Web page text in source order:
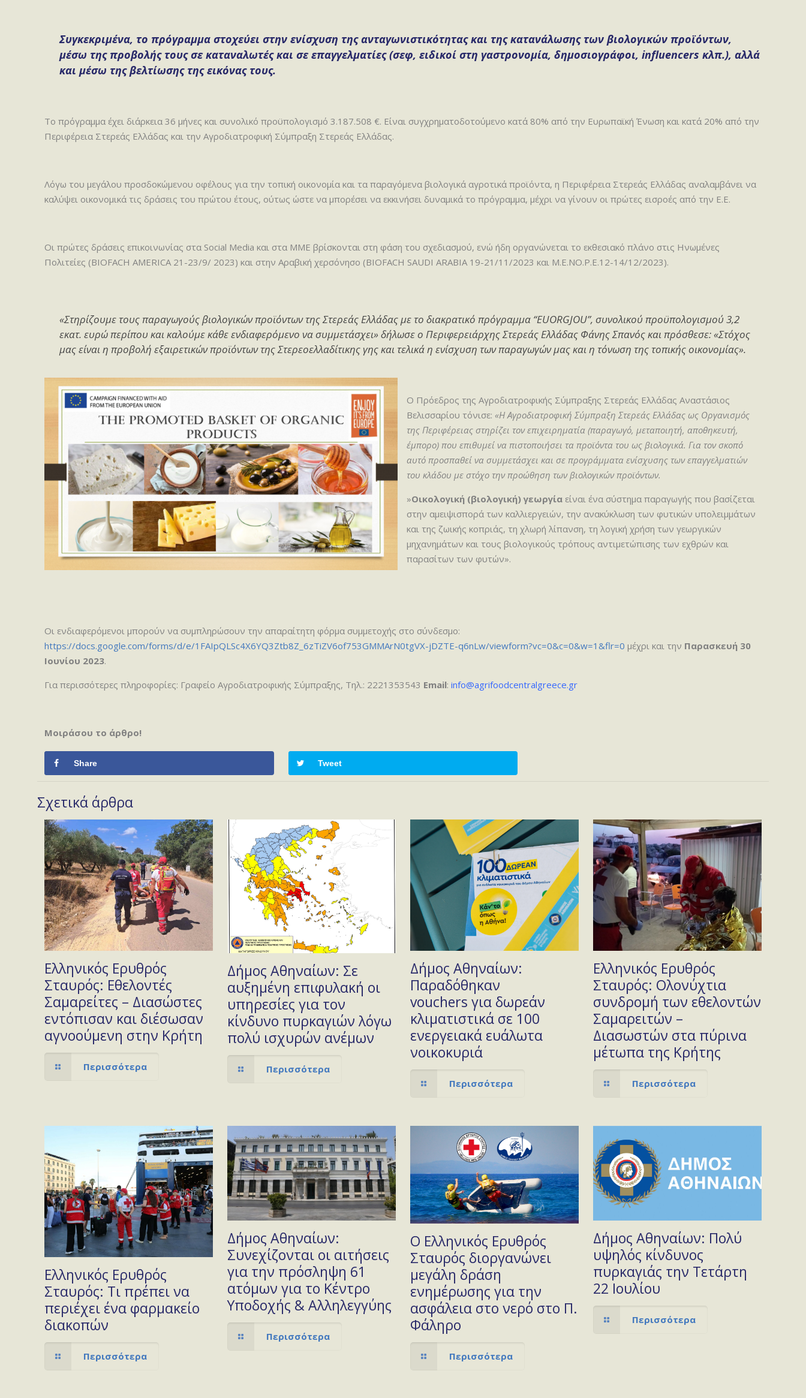
Συγκεκριμένα, το πρόγραμμα στοχεύει στην ενίσχυση της ανταγωνιστικότητας και της κατανάλωσης των βιολογικών προϊόντων,
μέσω της προβολής τους σε καταναλωτές και σε επαγγελματίες (σεφ, ειδικοί στη γαστρονομία, δημοσιογράφοι, influencers κλπ.), αλλά
και μέσω της βελτίωσης της εικόνας τους.
Το πρόγραμμα έχει διάρκεια 36 μήνες και συνολικό προϋπολογισμό 3.187.508 €. Είναι συγχρηματοδοτούμενο κατά 80% από την Ευρωπαϊκή Ένωση και κατά 20% από την
Περιφέρεια Στερεάς Ελλάδας και την Αγροδιατροφική Σύμπραξη Στερεάς Ελλάδας.
Λόγω του μεγάλου προσδοκώμενου οφέλους για την τοπική οικονομία και τα παραγόμενα βιολογικά αγροτικά προϊόντα, η Περιφέρεια Στερεάς Ελλάδας αναλαμβάνει να
καλύψει οικονομικά τις δράσεις του πρώτου έτους, ούτως ώστε να μπορέσει να εκκινήσει δυναμικά το πρόγραμμα, μέχρι να γίνουν οι πρώτες εισροές από την Ε.Ε.
Οι πρώτες δράσεις επικοινωνίας στα Social Media και στα ΜΜΕ βρίσκονται στη φάση του σχεδιασμού, ενώ ήδη οργανώνεται το εκθεσιακό πλάνο στις Ηνωμένες
Πολιτείες (BIOFACH AMERICA 21-23/9/ 2023) και στην Αραβική χερσόνησο (BIOFACH SAUDI ARABIA 19-21/11/2023 και Μ.Ε.ΝΟ.P.E.12-14/12/2023).
«Στηρίζουμε τους παραγωγούς βιολογικών προϊόντων της Στερεάς Ελλάδας με το διακρατικό πρόγραμμα “EUORGJOU”, συνολικού προϋπολογισμού 3,2
εκατ. ευρώ περίπου και καλούμε κάθε ενδιαφερόμενο να συμμετάσχει» δήλωσε ο Περιφερειάρχης Στερεάς Ελλάδας Φάνης Σπανός και πρόσθεσε:«Στόχος
μας είναι η προβολή εξαιρετικών προϊόντων της Στερεοελλαδίτικης γης και τελικά η ενίσχυση των παραγωγών μας και η τόνωση της τοπικής οικονομίας».
Ο Πρόεδρος της Αγροδιατροφικής Σύμπραξης Στερεάς Ελλάδας Αναστάσιος
Βελισσαρίου τόνισε: «Η Αγροδιατροφική Σύμπραξη Στερεάς Ελλάδας ως Οργανισμός
της Περιφέρειας στηρίζει τον επιχειρηματία (παραγωγό, μεταποιητή, αποθηκευτή,
έμπορο) που επιθυμεί να πιστοποιήσει τα προϊόντα του ως βιολογικά. Για τον σκοπό
αυτό προσπαθεί να συμμετάσχει και σε προγράμματα ενίσχυσης των επαγγελματιών
του κλάδου με στόχο την προώθηση των βιολογικών προϊόντων.
»Οικολογική (βιολογική) γεωργία είναι ένα σύστημα παραγωγής που βασίζεται
στην αμειψισπορά των καλλιεργειών, την ανακύκλωση των φυτικών υπολειμμάτων
και της ζωικής κοπριάς, τη χλωρή λίπανση, τη λογική χρήση των γεωργικών
μηχανημάτων και τους βιολογικούς τρόπους αντιμετώπισης των εχθρών και
παρασίτων των φυτών».
Οι ενδιαφερόμενοι μπορούν να συμπληρώσουν την απαραίτητη φόρμα συμμετοχής στο σύνδεσμο:
https://docs.google.com/forms/d/e/1FAIpQLSc4X6YQ3Ztb8Z_6zTiZV6of753GMMArN0tgVX-jDZTE-q6nLw/viewform?vc=0&c=0&w=1&flr=0 μέχρι και την Παρασκευή 30
Ιουνίου 2023.
Για περισσότερες πληροφορίες: Γραφείο Αγροδιατροφικής Σύμπραξης, Τηλ.: 2221353543 Email: info@agrifoodcentralgreece.gr
Μοιράσου το άρθρο!
Share Tweet
Σχετικά άρθρα
Ελληνικός Ερυθρός
Σταυρός: Εθελοντές
Σαμαρείτες – Διασώστες
εντόπισαν και διέσωσαν
αγνοούμενη στην Κρήτη
Περισσότερα
Δήμος Αθηναίων: Σε
αυξημένη επιφυλακή οι
υπηρεσίες για τον
κίνδυνο πυρκαγιών λόγω
πολύ ισχυρών ανέμων
Περισσότερα
Δήμος Αθηναίων:
Παραδόθηκαν
vouchers για δωρεάν
κλιματιστικά σε 100
ενεργειακά ευάλωτα
νοικοκυριά
Περισσότερα
Ελληνικός Ερυθρός
Σταυρός: Ολονύχτια
συνδρομή των εθελοντών
Σαμαρειτών –
Διασωστών στα πύρινα
μέτωπα της Κρήτης
Περισσότερα
Ελληνικός Ερυθρός
Σταυρός: Τι πρέπει να
περιέχει ένα φαρμακείο
διακοπών
Περισσότερα
Δήμος Αθηναίων:
Συνεχίζονται οι αιτήσεις
για την πρόσληψη 61
ατόμων για το Κέντρο
Υποδοχής & Αλληλεγγύης
Περισσότερα
Ο Ελληνικός Ερυθρός
Σταυρός διοργανώνει
μεγάλη δράση
ενημέρωσης για την
ασφάλεια στο νερό στο Π.
Φάληρο
Περισσότερα
Δήμος Αθηναίων: Πολύ
υψηλός κίνδυνος
πυρκαγιάς την Τετάρτη
22 Ιουλίου
Περισσότερα